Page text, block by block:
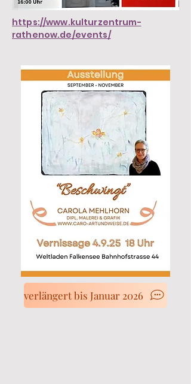
https://www.kulturzentrum-
rathenow.de/events/
verlängert bis Januar 2026